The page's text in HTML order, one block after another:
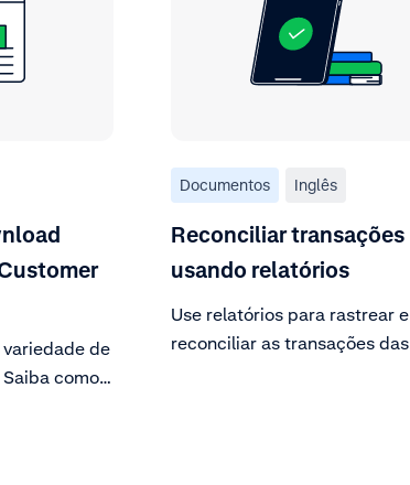
de
como
Documentos Inglês
Reconciliar transações
usando relatórios
Use relatórios para rastrear e
reconciliar as transações das